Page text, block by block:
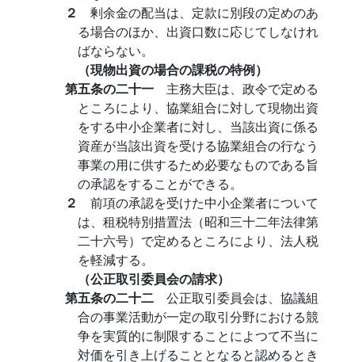
２ 剰余金の配当は、定款に別段の定めのあ
る場合のほか、出資口数に応じてしなけれ
ばならない。
（現物出資の場合の課税の特例）
第五条の二十一 主務大臣は、政令で定める
ところにより、協業組合に対して現物出資
をする中小企業者に対し、当該出資に係る
資産が当該出資を受ける協業組合の行なう
事業の用に供するため必要なものである旨
の承認をすることができる。
２ 前項の承認を受けた中小企業者について
は、租税特別措置法（昭和三十二年法律第
二十六号）で定めるところにより、法人税
を軽減する。
（公正取引委員会の請求）
第五条の二十二 公正取引委員会は、協議組
合の事業活動が一定の取引分野における競
争を実質的に制限することによつて不当に
対価を引き上げることとなると認めるとき